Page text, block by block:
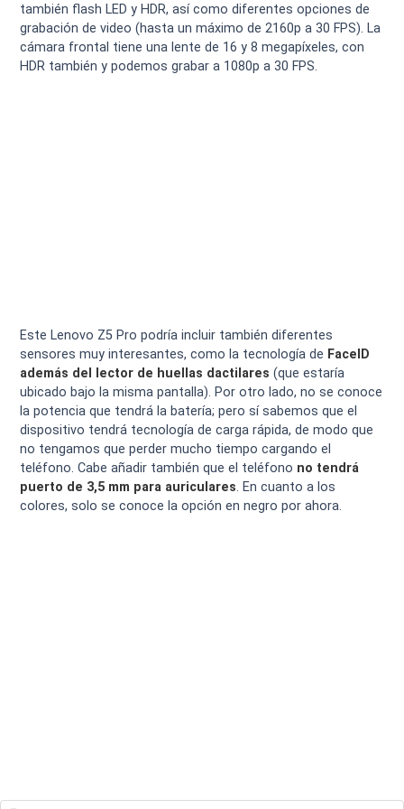
también flash LED y HDR, así como diferentes opciones de
grabación de video (hasta un máximo de 2160p a 30 FPS). La
cámara frontal tiene una lente de 16 y 8 megapíxeles, con
HDR también y podemos grabar a 1080p a 30 FPS.
Este Lenovo Z5 Pro podría incluir también diferentes
sensores muy interesantes, como la tecnología de FaceID
además del lector de huellas dactilares (que estaría
ubicado bajo la misma pantalla). Por otro lado, no se conoce
la potencia que tendrá la batería; pero sí sabemos que el
dispositivo tendrá tecnología de carga rápida, de modo que
no tengamos que perder mucho tiempo cargando el
teléfono. Cabe añadir también que el teléfono no tendrá
puerto de 3,5 mm para auriculares. En cuanto a los
colores, solo se conoce la opción en negro por ahora.